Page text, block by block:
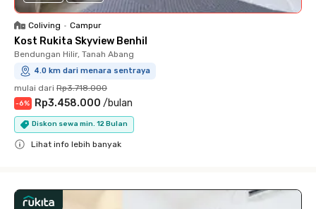
Coliving • Campur
Kost Rukita Skyview Benhil
Bendungan Hilir, Tanah Abang
4.0 km dari menara sentraya
mulai dari Rp3.718.000
-6% Rp3.458.000 /bulan
Diskon sewa min. 12 Bulan
Lihat info lebih banyak